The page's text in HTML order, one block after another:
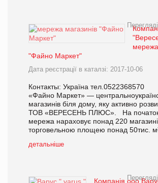
мережа
"Файно Маркет"
Дата реєстрації в каталзі: 2017-10-06
Контакты: Україна тел.0522368570
«Файно Маркет» —
магазинів біля дому, яку активно
ТОВ «ВЕРЕСЕНЬ ПЛЮС». На початок
мережа нараховує понад 220
торговельною площею понад 50тис. м²
детальніше
Компанія ооо